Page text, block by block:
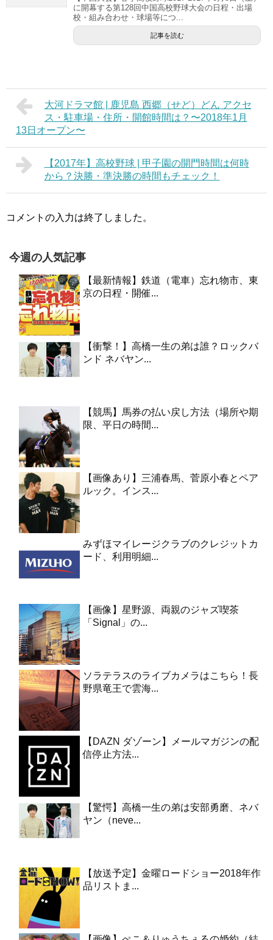
に開幕する第128回中国高校野球大会の日程・出場
校・組み合わせ・球場等につ...
記事を読む
大河ドラマ館 | 鹿児島 西郷（せど）どん アクセ
ス・駐車場・住所・開館時間は？〜2018年1月
13日オープン〜
【2017年】高校野球 | 甲子園の開門時間は何時
から？決勝・準決勝の時間もチェック！
コメントの入力は終了しました。
今週の人気記事
【最新情報】鉄道（電車）忘れ物市、東
京の日程・開催...
【衝撃！】高橋一生の弟は誰？ロックバ
ンド ネバヤン...
【競馬】馬券の払い戻し方法（場所や期
限、平日の時間...
【画像あり】三浦春馬、菅原小春とペア
ルック。インス...
みずほマイレージクラブのクレジットカ
ード、利用明細...
【画像】星野源、両親のジャズ喫茶
「Signal」の...
ソラテラスのライブカメラはこちら！長
野県竜王で雲海...
【DAZN ダゾーン】メールマガジンの配
信停止方法...
【驚愕】高橋一生の弟は安部勇磨、ネバ
ヤン（neve...
【放送予定】金曜ロードショー2018年作
品リストま...